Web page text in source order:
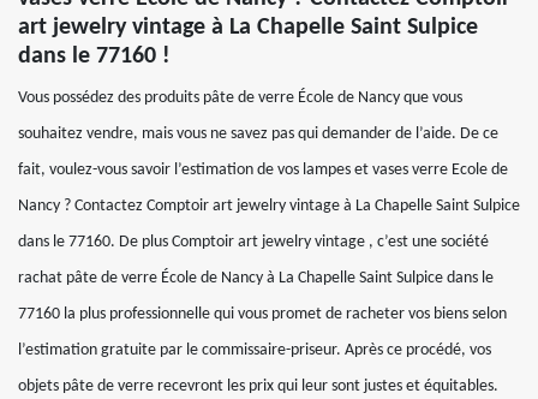
art jewelry vintage à La Chapelle Saint Sulpice
dans le 77160 !
Vous possédez des produits pâte de verre École de Nancy que vous
souhaitez vendre, mais vous ne savez pas qui demander de l’aide. De ce
fait, voulez-vous savoir l’estimation de vos lampes et vases verre Ecole de
Nancy ? Contactez Comptoir art jewelry vintage à La Chapelle Saint Sulpice
dans le 77160. De plus Comptoir art jewelry vintage , c’est une société
rachat pâte de verre École de Nancy à La Chapelle Saint Sulpice dans le
77160 la plus professionnelle qui vous promet de racheter vos biens selon
l’estimation gratuite par le commissaire-priseur. Après ce procédé, vos
objets pâte de verre recevront les prix qui leur sont justes et équitables.